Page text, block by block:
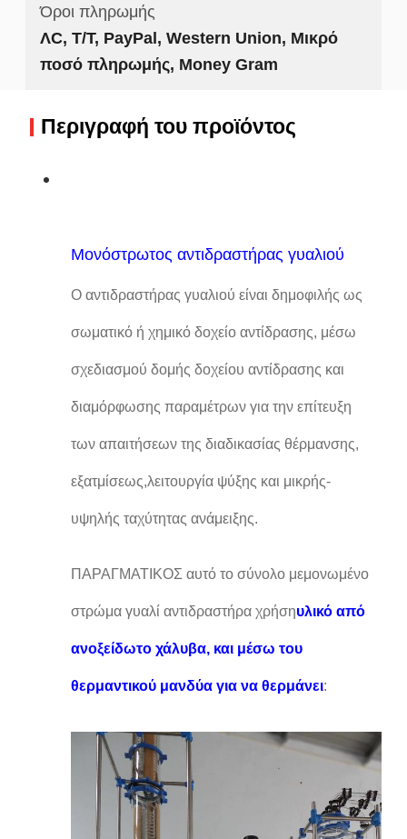
Όροι πληρωμής
ΛC, T/T, PayPal, Western Union, Μικρό
ποσό πληρωμής, Money Gram
Περιγραφή του προϊόντος
Μονόστρωτος αντιδραστήρας γυαλιού
Ο αντιδραστήρας γυαλιού είναι δημοφιλής ως
σωματικό ή χημικό δοχείο αντίδρασης, μέσω
σχεδιασμού δομής δοχείου αντίδρασης και
διαμόρφωσης παραμέτρων για την επίτευξη
των απαιτήσεων της διαδικασίας θέρμανσης,
εξατμίσεως,λειτουργία ψύξης και μικρής-
υψηλής ταχύτητας ανάμειξης.
ΠΑΡΑΓΜΑΤΙΚΟΣ αυτό το σύνολο μεμονωμένο
στρώμα γυαλί αντιδραστήρα χρήσηυλικό από
ανοξείδωτο χάλυβα, και μέσω του
θερμαντικού μανδύα για να θερμάνει: